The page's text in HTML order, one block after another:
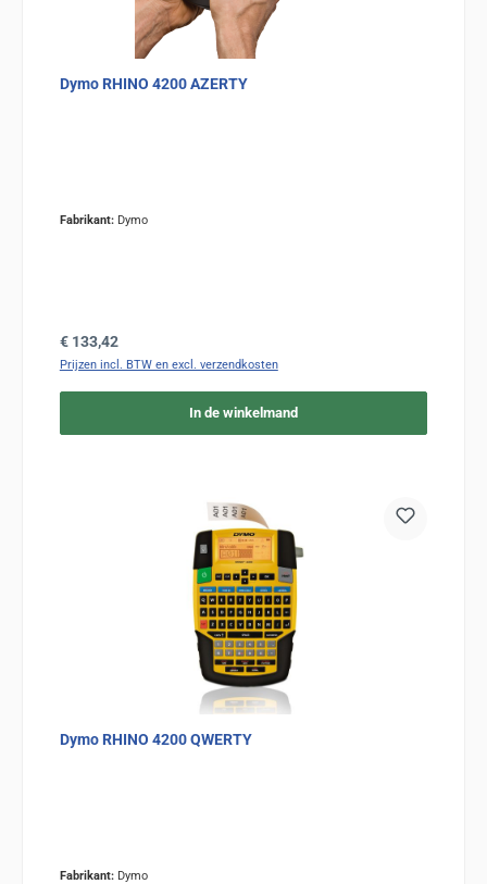
Dymo RHINO 4200 AZERTY
Fabrikant: Dymo
Normale prijs:
€ 133,42
Prijzen incl. BTW en excl. verzendkosten
In de winkelmand
Dymo RHINO 4200 QWERTY
Fabrikant: Dymo